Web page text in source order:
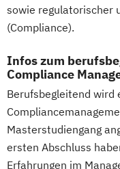
sowie regulatorischer
(Compliance).
Infos zum
Compliance
Berufsbegleitend wird
Masterstudiengang
ersten Abschluss
Erfahrungen im